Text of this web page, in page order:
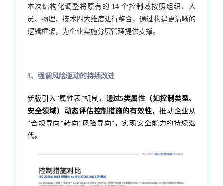
本次结构化调整将原有的 14 个控制域按照组织、人
员、物理、技术四大维度进行整合，通过构建更清晰的
逻辑框架，为企业实施分层管理提供支撑。
3、强调风险驱动的持续改进
新版引入“属性表”机制， 通过5类属性（如控制类型、
安全领域）动态评估控制措施的有效性，推动企业从
“合规导向”转向“风险导向”，实现安全能力的持续迭
代。